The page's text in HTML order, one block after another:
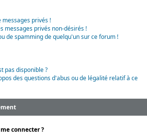
messages privés !
messages privés non-désirés !
de spamming de quelqu'un sur ce forum !
pas disponible ?
des questions d'abus ou de légalité relatif à ce
connecter ?